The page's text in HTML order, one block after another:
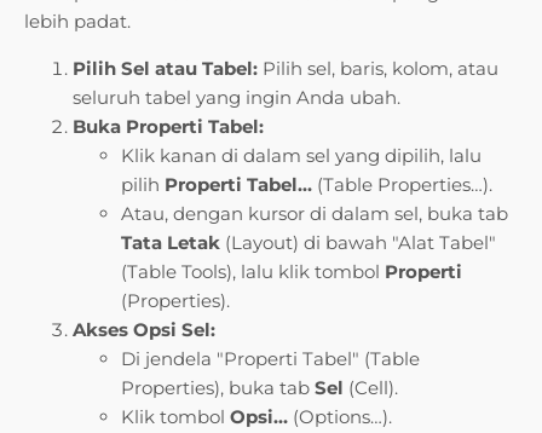
lebih padat.
Pilih Sel atau Tabel: Pilih sel, baris, kolom, atau
seluruh tabel yang ingin Anda ubah.
Buka Properti Tabel:
Klik kanan di dalam sel yang dipilih, lalu
pilih Properti Tabel… (Table Properties…).
Atau, dengan kursor di dalam sel, buka tab
Tata Letak (Layout) di bawah "Alat Tabel"
(Table Tools), lalu klik tombol Properti
(Properties).
Akses Opsi Sel:
Di jendela "Properti Tabel" (Table
Properties), buka tab Sel (Cell).
Klik tombol Opsi… (Options…).